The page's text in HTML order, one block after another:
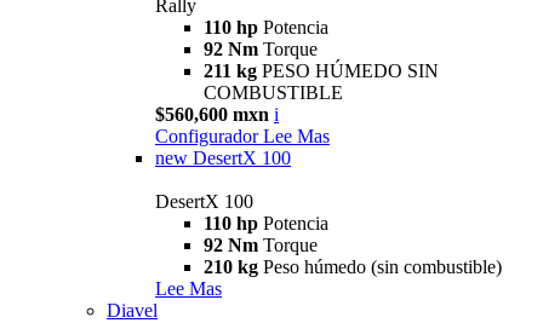
Rally
110 hp Potencia
92 Nm Torque
211 kg PESO HÚMEDO SIN
COMBUSTIBLE
$560,600 mxn i
Configurador Lee Mas
new DesertX 100
DesertX 100
110 hp Potencia
92 Nm Torque
210 kg Peso húmedo (sin combustible)
Lee Mas
Diavel